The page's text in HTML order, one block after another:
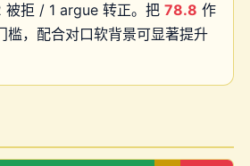
被拒 / 1 argue 转正。把 78.8 作
槛，配合对口软背景可显著提升